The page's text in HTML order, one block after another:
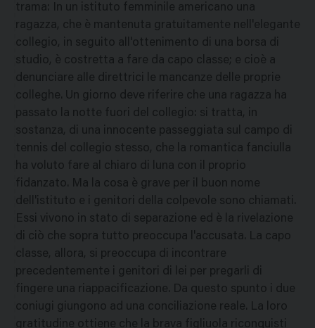
trama: In un istituto femminile americano una
ragazza, che è mantenuta gratuitamente nell'elegante
collegio, in seguito all'ottenimento di una borsa di
studio, è costretta a fare da capo classe; e cioè a
denunciare alle direttrici le mancanze delle proprie
colleghe. Un giorno deve riferire che una ragazza ha
passato la notte fuori del collegio: si tratta, in
sostanza, di una innocente passeggiata sul campo di
tennis del collegio stesso, che la romantica fanciulla
ha voluto fare al chiaro di luna con il proprio
fidanzato. Ma la cosa è grave per il buon nome
dell'istituto e i genitori della colpevole sono chiamati.
Essi vivono in stato di separazione ed è la rivelazione
di ciò che sopra tutto preoccupa l'accusata. La capo
classe, allora, si preoccupa di incontrare
precedentemente i genitori di lei per pregarli di
fingere una riappacificazione. Da questo spunto i due
coniugi giungono ad una conciliazione reale. La loro
gratitudine ottiene che la brava figliuola riconquisti